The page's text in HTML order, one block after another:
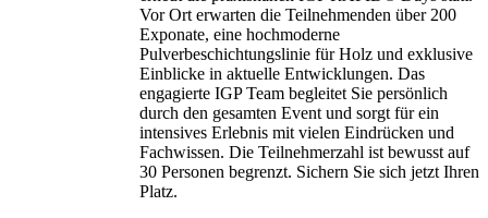
Vor Ort erwarten die Teilnehmenden über 200
Exponate, eine hochmoderne
Pulverbeschichtungslinie für Holz und exklusive
Einblicke in aktuelle Entwicklungen. Das
engagierte IGP Team begleitet Sie persönlich
durch den gesamten Event und sorgt für ein
intensives Erlebnis mit vielen Eindrücken und
Fachwissen. Die Teilnehmerzahl ist bewusst auf
30 Personen begrenzt. Sichern Sie sich jetzt Ihren
Platz.